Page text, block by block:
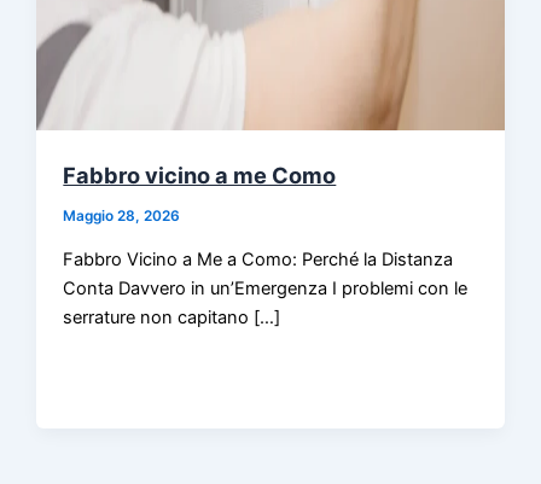
Fabbro vicino a me Como
Maggio 28, 2026
Fabbro Vicino a Me a Como: Perché la Distanza
Conta Davvero in un’Emergenza I problemi con le
serrature non capitano […]